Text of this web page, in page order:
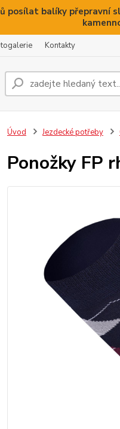
posílat balíky přepravní
Kontakty
Úvod Jezdecké potřeby
Ponožky FP